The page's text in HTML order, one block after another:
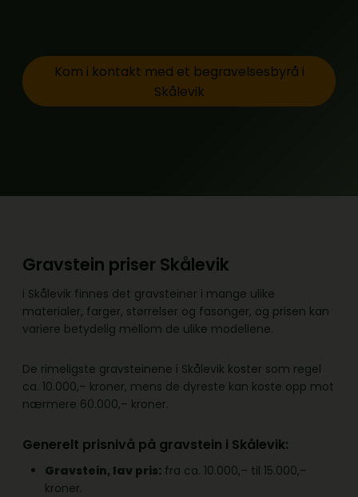
Kom i kontakt med et begravelsesbyrå i
Skålevik
Gravstein priser Skålevik
i Skålevik finnes det gravsteiner i mange ulike
materialer, farger, størrelser og fasonger, og prisen kan
variere betydelig mellom de ulike modellene.
De rimeligste gravsteinene i Skålevik koster som regel
ca. 10.000,– kroner, mens de dyreste kan koste opp mot
nærmere 60.000,– kroner.
Generelt prisnivå på gravstein i Skålevik:
Gravstein, lav pris: fra ca. 10.000,– til 15.000,–
kroner.